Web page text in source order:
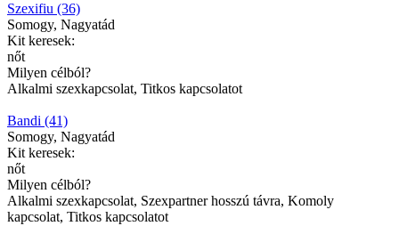
Szexifiu (36)
Somogy, Nagyatád
Kit keresek:
nőt
Milyen célból?
Alkalmi szexkapcsolat, Titkos kapcsolatot
Bandi (41)
Somogy, Nagyatád
Kit keresek:
nőt
Milyen célból?
Alkalmi szexkapcsolat, Szexpartner hosszú távra, Komoly
kapcsolat, Titkos kapcsolatot